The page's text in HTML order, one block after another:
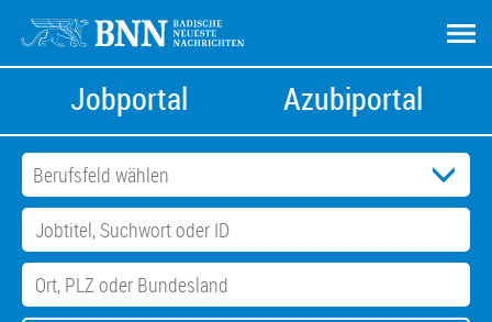
Jobportal Azubiportal